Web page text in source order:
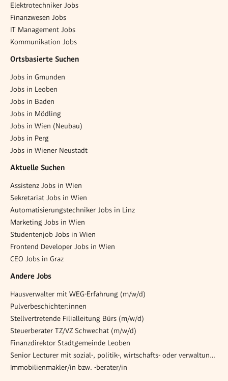
Elektrotechniker Jobs
Finanzwesen Jobs
IT Management Jobs
Kommunikation Jobs
Ortsbasierte Suchen
Jobs in Gmunden
Jobs in Leoben
Jobs in Baden
Jobs in Mödling
Jobs in Wien (Neubau)
Jobs in Perg
Jobs in Wiener Neustadt
Aktuelle Suchen
Assistenz Jobs in Wien
Sekretariat Jobs in Wien
Automatisierungstechniker Jobs in Linz
Marketing Jobs in Wien
Studentenjob Jobs in Wien
Frontend Developer Jobs in Wien
CEO Jobs in Graz
Andere Jobs
Hausverwalter mit WEG-Erfahrung (m/w/d)
Pulverbeschichter:innen
Stellvertretende Filialleitung Bürs (m/w/d)
Steuerberater TZ/VZ Schwechat (m/w/d)
Finanzdirektor Stadtgemeinde Leoben
Senior Lecturer mit sozial-, politik-, wirtschafts- oder verwaltungswissenschaftlichem Hintergrund
Immobilienmakler/in bzw. -berater/in